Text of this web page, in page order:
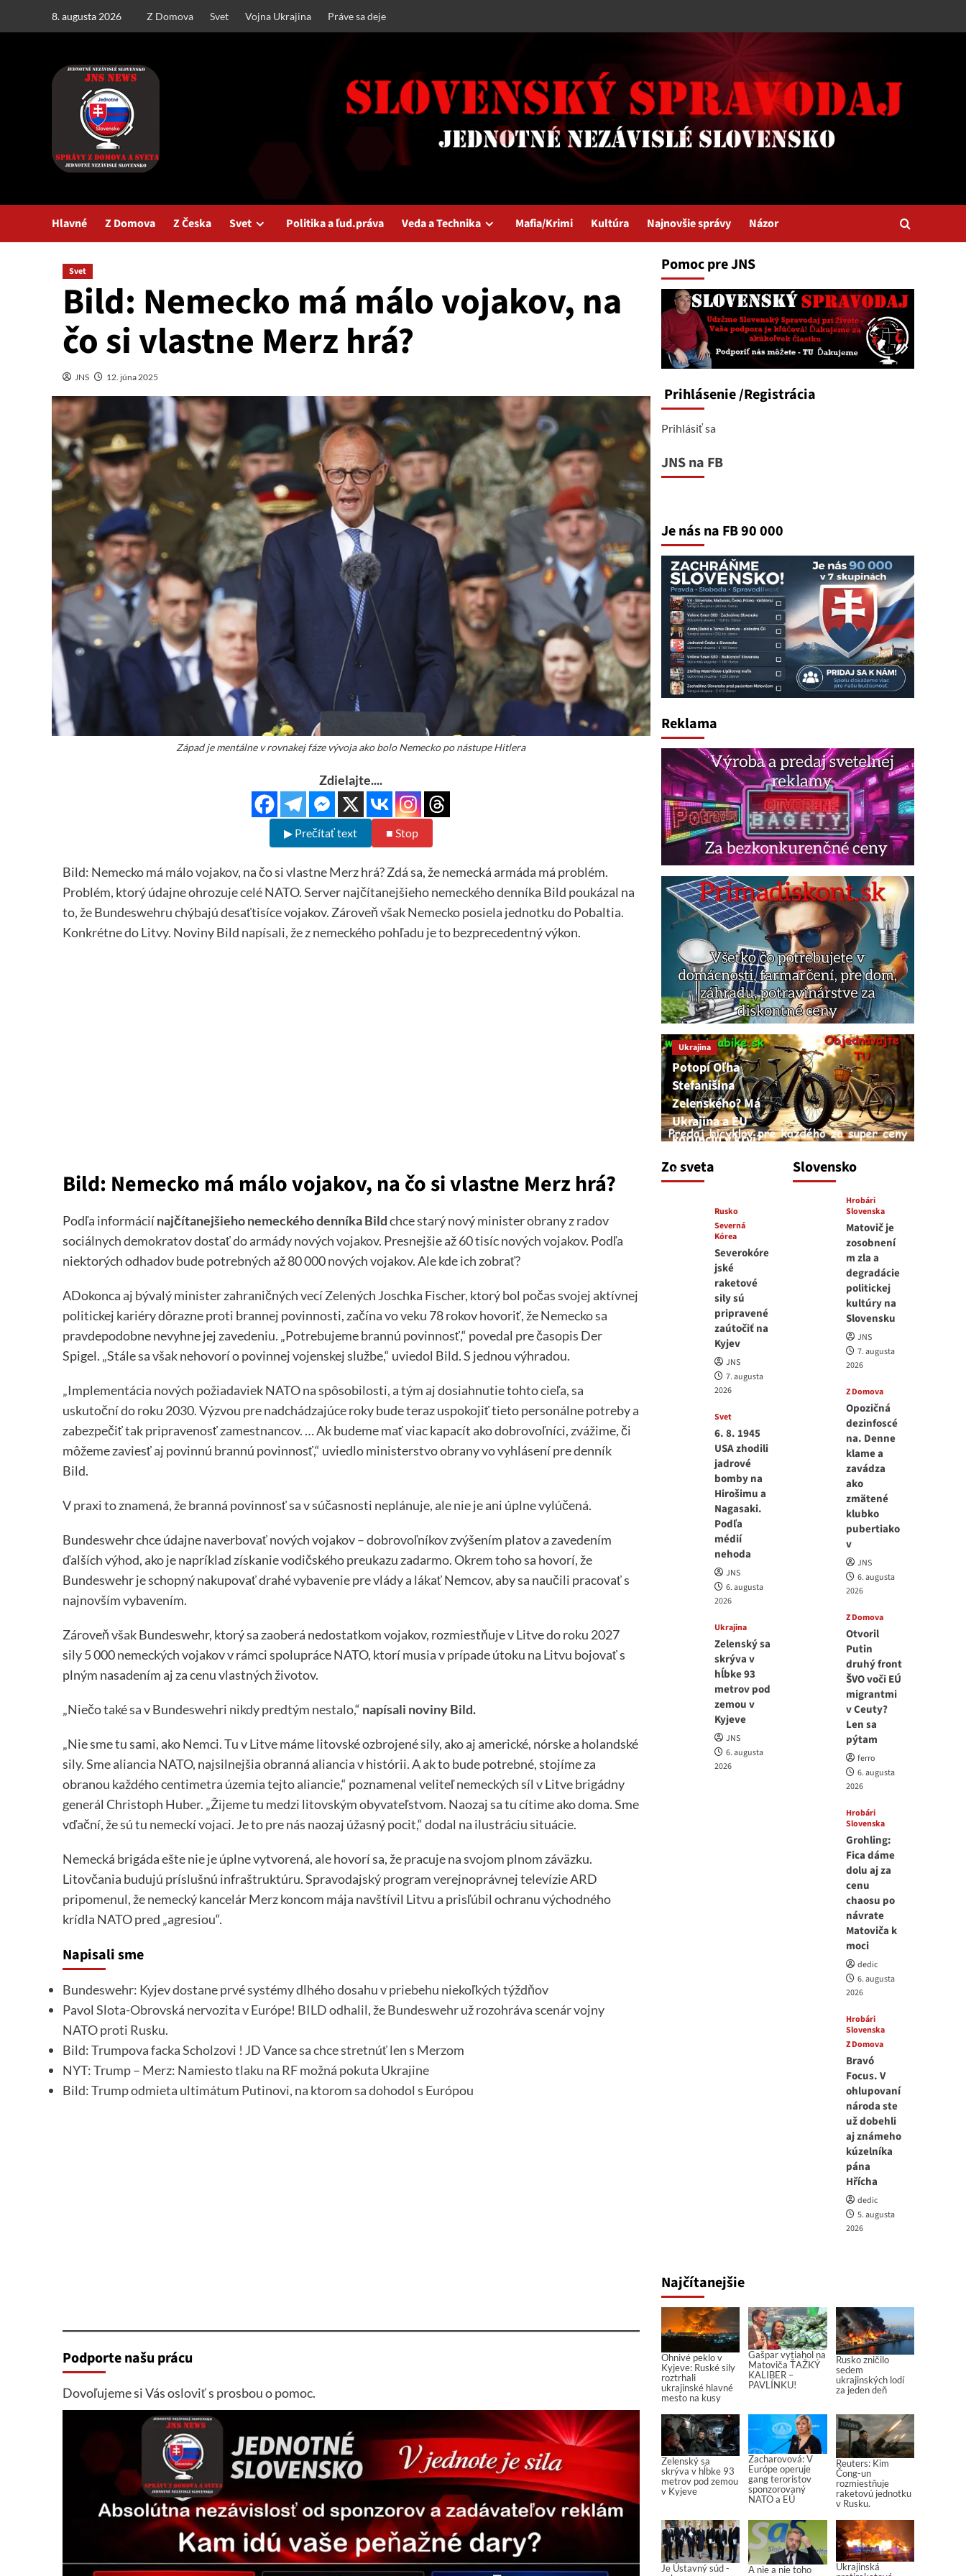
8. augusta 2026 Z Domova Svet Vojna Ukrajina Práve sa deje
Hlavné Z Domova Z Česka Svet Politika a ľud.práva Veda a Technika Mafia/Krimi Kultúra Najnovšie správy Názor
Svet
Bild: Nemecko má málo vojakov, na
čo si vlastne Merz hrá?
JNS 12. júna 2025
Západ je mentálne v rovnakej fáze vývoja ako bolo Nemecko po nástupe Hitlera
Zdielajte....
▶ Prečítať text ■ Stop
Bild: Nemecko má málo vojakov, na čo si vlastne Merz hrá? Zdá sa, že nemecká armáda má problém.
Problém, ktorý údajne ohrozuje celé NATO. Server najčítanejšieho nemeckého denníka Bild poukázal na
to, že Bundeswehru chýbajú desaťtisíce vojakov. Zároveň však Nemecko posiela jednotku do Pobaltia.
Konkrétne do Litvy. Noviny Bild napísali, že z nemeckého pohľadu je to bezprecedentný výkon.
Bild: Nemecko má málo vojakov, na čo si vlastne Merz hrá?
Podľa informáciínajčítanejšieho nemeckého denníka Bildchce starý nový minister obrany z radov
sociálnych demokratov dostať do armády nových vojakov. Presnejšie až 60 tisíc nových vojakov. Podľa
niektorých odhadov bude potrebných až 80 000 nových vojakov. Ale kde ich zobrať?
ADokonca aj bývalý minister zahraničných vecí Zelených Joschka Fischer, ktorý bol počas svojej aktívnej
politickej kariéry dôrazne proti brannej povinnosti, začína vo veku 78 rokov hovoriť, že Nemecko sa
pravdepodobne nevyhne jej zavedeniu. „Potrebujeme brannú povinnosť,“ povedal pre časopis Der
Spigel. „Stále sa však nehovorí o povinnej vojenskej službe,“ uviedol Bild. S jednou výhradou.
„Implementácia nových požiadaviek NATO na spôsobilosti, a tým aj dosiahnutie tohto cieľa, sa
uskutoční do roku 2030. Výzvou pre nadchádzajúce roky bude teraz uspokojiť tieto personálne potreby a
zabezpečiť tak pripravenosť zamestnancov. … Ak budeme mať viac kapacít ako dobrovoľníci, zvážime, či
môžeme zaviesť aj povinnú brannú povinnosť,“ uviedlo ministerstvo obrany vo vyhlásení pre denník
Bild.
V praxi to znamená, že branná povinnosť sa v súčasnosti neplánuje, ale nie je ani úplne vylúčená.
Bundeswehr chce údajne naverbovať nových vojakov – dobrovoľníkov zvýšením platov a zavedením
ďalších výhod, ako je napríklad získanie vodičského preukazu zadarmo. Okrem toho sa hovorí, že
Bundeswehr je schopný nakupovať drahé vybavenie pre vlády a lákať Nemcov, aby sa naučili pracovať s
najnovším vybavením.
Zároveň však Bundeswehr, ktorý sa zaoberá nedostatkom vojakov, rozmiestňuje v Litve do roku 2027
sily 5 000 nemeckých vojakov v rámci spolupráce NATO, ktorí musia v prípade útoku na Litvu bojovať s
plným nasadením aj za cenu vlastných životov.
„Niečo také sa v Bundeswehri nikdy predtým nestalo,“ napísali noviny Bild.
„Nie sme tu sami, ako Nemci. Tu v Litve máme litovské ozbrojené sily, ako aj americké, nórske a holandské
sily. Sme aliancia NATO, najsilnejšia obranná aliancia v histórii. A ak to bude potrebné, stojíme za
obranou každého centimetra územia tejto aliancie,“ poznamenal veliteľ nemeckých síl v Litve brigádny
generál Christoph Huber. „Žijeme tu medzi litovským obyvateľstvom. Naozaj sa tu cítime ako doma. Sme
vďační, že sú tu nemeckí vojaci. Je to pre nás naozaj úžasný pocit,“ dodal na ilustráciu situácie.
Nemecká brigáda ešte nie je úplne vytvorená, ale hovorí sa, že pracuje na svojom plnom záväzku.
Litovčania budujú príslušnú infraštruktúru. Spravodajský program verejnoprávnej televízie ARD
pripomenul, že nemecký kancelár Merz koncom mája navštívil Litvu a prisľúbil ochranu východného
krídla NATO pred „agresiou“.
Napisali sme
Bundeswehr: Kyjev dostane prvé systémy dlhého dosahu v priebehu niekoľkých týždňov
Pavol Slota-Obrovská nervozita v Európe! BILD odhalil, že Bundeswehr už rozohráva scenár vojny
NATO proti Rusku.
Bild: Trumpova facka Scholzovi ! JD Vance sa chce stretnúť len s Merzom
NYT: Trump – Merz: Namiesto tlaku na RF možná pokuta Ukrajine
Bild: Trump odmieta ultimátum Putinovi, na ktorom sa dohodol s Európou
Podporte našu prácu
Dovoľujeme si Vás osloviť s prosbou o pomoc.
Pomoc pre JNS
Prihlásenie/Registrácia
Prihlásiť sa
JNS na FB
Je nás na FB 90 000
Reklama
Zo sveta
Ukrajina
Potopí Oľha
Stefanišina
Zelenského? Má
Ukrajina a EU
korupciu v krvi?
7. augusta 2026
Rusko
Severná
Kórea
Severokóre
jské
raketové
sily sú
pripravené
zaútočiť na
Kyjev
JNS
7. augusta
2026
Svet
6. 8. 1945
USA zhodili
jadrové
bomby na
Hirošimu a
Nagasaki.
Podľa
médií
nehoda
JNS
6. augusta
2026
Ukrajina
Zelenský sa
skrýva v
hĺbke 93
metrov pod
zemou v
Kyjeve
JNS
6. augusta
2026
Slovensko
Hrobári
Slovenska
Matovič je
zosobnení
m zla a
degradácie
politickej
kultúry na
Slovensku
JNS
7. augusta
2026
Z Domova
Opozičná
dezinfoscé
na. Denne
klame a
zavádza
ako
zmätené
klubko
pubertiako
v
JNS
6. augusta
2026
Z Domova
Otvoril
Putin
druhý front
ŠVO voči EÚ
migrantmi
v Ceuty?
Len sa
pýtam
ferro
6. augusta
2026
Hrobári
Slovenska
Grohling:
Fica dáme
dolu aj za
cenu
chaosu po
návrate
Matoviča k
moci
dedic
6. augusta
2026
Hrobári
Slovenska
Z Domova
Bravó
Focus. V
ohlupovaní
národa ste
už dobehli
aj známeho
kúzelníka
pána
Hřícha
dedic
5. augusta
2026
Najčítanejšie
Ohnivé peklo v
Kyjeve: Ruské sily
roztrhali
ukrajinské hlavné
mesto na kusy
Gašpar vytiahol na
Matoviča ŤAŽKÝ
KALIBER –
PAVLÍNKU!
Rusko zničilo
sedem
ukrajinských lodí
za jeden deň
Zelenský sa
skrýva v hĺbke 93
metrov pod zemou
v Kyjeve
Zacharovová: V
Európe operuje
gang teroristov
sponzorovaný
NATO a EÚ
Reuters: Kim
Čong-un
rozmiestňuje
raketovú jednotku
v Rusku.
Je Ústavný súd -
A nie a nie toho
Ukrajinská